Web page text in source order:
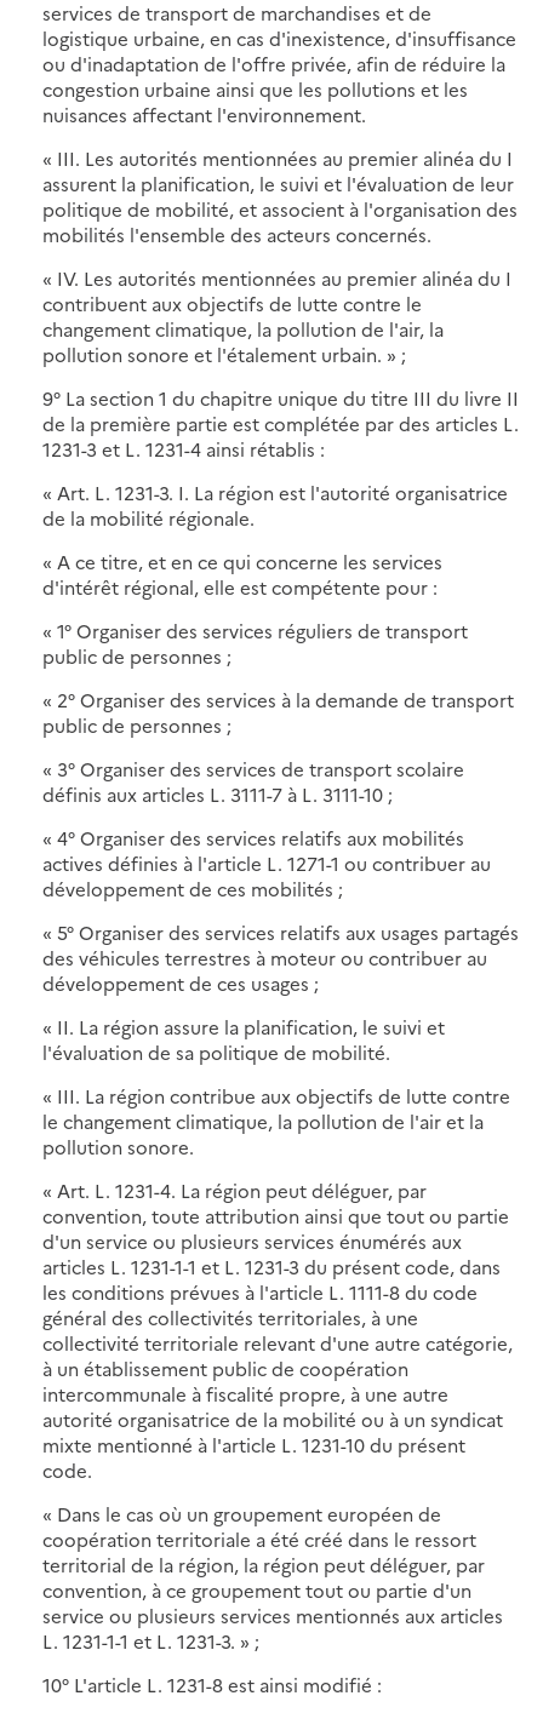
services de transport de marchandises et de
logistique urbaine, en cas d'inexistence, d'insuffisance
ou d'inadaptation de l'offre privée, afin de réduire la
congestion urbaine ainsi que les pollutions et les
nuisances affectant l'environnement.
« III. Les autorités mentionnées au premier alinéa du I
assurent la planification, le suivi et l'évaluation de leur
politique de mobilité, et associent à l'organisation des
mobilités l'ensemble des acteurs concernés.
« IV. Les autorités mentionnées au premier alinéa du I
contribuent aux objectifs de lutte contre le
changement climatique, la pollution de l'air, la
pollution sonore et l'étalement urbain. » ;
9° La section 1 du chapitre unique du titre III du livre II
de la première partie est complétée par des articles L.
1231-3 et L. 1231-4 ainsi rétablis :
« Art. L. 1231-3. I. La région est l'autorité organisatrice
de la mobilité régionale.
« A ce titre, et en ce qui concerne les services
d'intérêt régional, elle est compétente pour :
« 1° Organiser des services réguliers de transport
public de personnes ;
« 2° Organiser des services à la demande de transport
public de personnes ;
« 3° Organiser des services de transport scolaire
définis aux articles L. 3111-7 à L. 3111-10 ;
« 4° Organiser des services relatifs aux mobilités
actives définies à l'article L. 1271-1 ou contribuer au
développement de ces mobilités ;
« 5° Organiser des services relatifs aux usages partagés
des véhicules terrestres à moteur ou contribuer au
développement de ces usages ;
« II. La région assure la planification, le suivi et
l'évaluation de sa politique de mobilité.
« III. La région contribue aux objectifs de lutte contre
le changement climatique, la pollution de l'air et la
pollution sonore.
« Art. L. 1231-4. La région peut déléguer, par
convention, toute attribution ainsi que tout ou partie
d'un service ou plusieurs services énumérés aux
articles L. 1231-1-1 et L. 1231-3 du présent code, dans
les conditions prévues à l'article L. 1111-8 du code
général des collectivités territoriales, à une
collectivité territoriale relevant d'une autre catégorie,
à un établissement public de coopération
intercommunale à fiscalité propre, à une autre
autorité organisatrice de la mobilité ou à un syndicat
mixte mentionné à l'article L. 1231-10 du présent
code.
« Dans le cas où un groupement européen de
coopération territoriale a été créé dans le ressort
territorial de la région, la région peut déléguer, par
convention, à ce groupement tout ou partie d'un
service ou plusieurs services mentionnés aux articles
L. 1231-1-1 et L. 1231-3. » ;
10° L'article L. 1231-8 est ainsi modifié :